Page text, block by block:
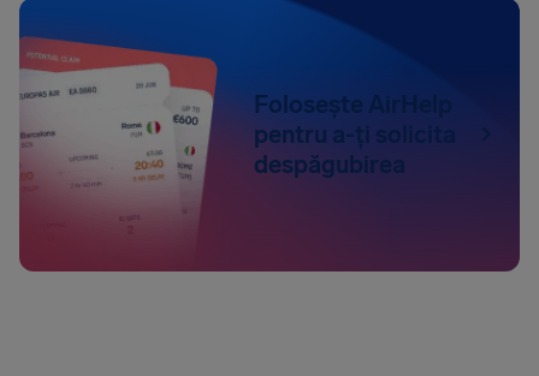
Folosește AirHelp
pentru a-ți solicita
despăgubirea